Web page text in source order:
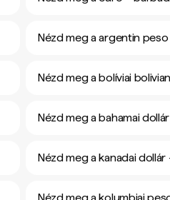
Nézd meg a argentin
Nézd meg a bolíviai
Nézd meg a bahamai
Nézd meg a kanadai